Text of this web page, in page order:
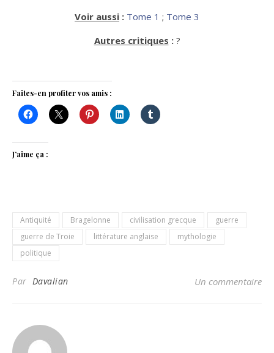
Voir aussi : Tome 1 ; Tome 3
Autres critiques : ?
Faites-en profiter vos amis :
J’aime ça :
Antiquité Bragelonne civilisation grecque
guerre
guerre de Troie
littérature anglaise
mythologie
politique
Par Davalian Un commentaire